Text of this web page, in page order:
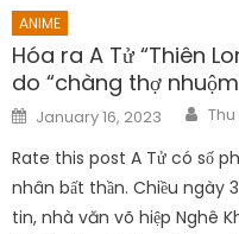
ANIME
Hóa ra A Tử “Thiên
do “chàng thợ
Posted
on
January 16, 2023
Rate this post A Tử có số
nhân bất thần. Chiều ngày
tin, nhà văn võ hiệp Nghê